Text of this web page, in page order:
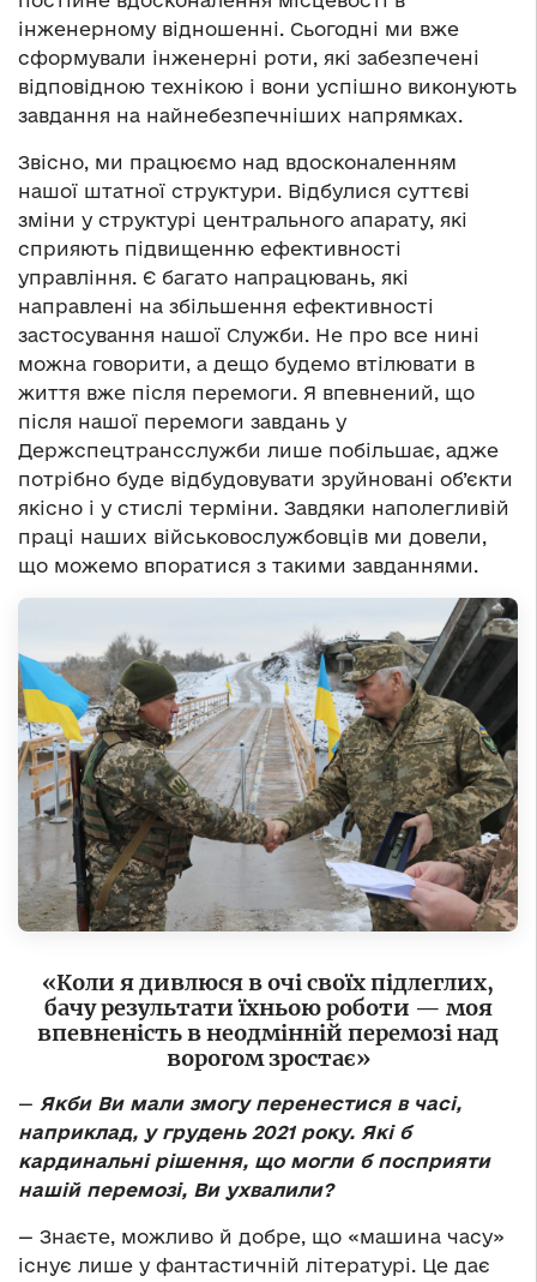
інженерному відношенні. Сьогодні ми вже
сформували інженерні роти, які забезпечені
відповідною технікою і вони успішно виконують
завдання на найнебезпечніших напрямках.
Звісно, ми працюємо над вдосконаленням
нашої штатної структури. Відбулися суттєві
зміни у структурі центрального апарату, які
сприяють підвищенню ефективності
управління. Є багато напрацювань, які
направлені на збільшення ефективності
застосування нашої Служби. Не про все нині
можна говорити, а дещо будемо втілювати в
життя вже після перемоги. Я впевнений, що
після нашої перемоги завдань у
Держспецтрансслужби лише побільшає, адже
потрібно буде відбудовувати зруйновані об’єкти
якісно і у стислі терміни. Завдяки наполегливій
праці наших військовослужбовців ми довели,
що можемо впоратися з такими завданнями.
«Коли я дивлюся в очі своїх підлеглих,
бачу результати їхньою роботи — моя
впевненість в неодмінній перемозі над
ворогом зростає»
— Якби Ви мали змогу перенестися в часі,
наприклад, у грудень 2021 року. Які б
кардинальні рішення, що могли б посприяти
нашій перемозі, Ви ухвалили?
— Знаєте, можливо й добре, що «машина часу»
існує лише у фантастичній літературі. Це дає